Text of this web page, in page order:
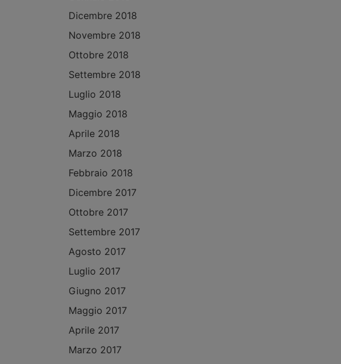
Dicembre 2018
Novembre 2018
Ottobre 2018
Settembre 2018
Luglio 2018
Maggio 2018
Aprile 2018
Marzo 2018
Febbraio 2018
Dicembre 2017
Ottobre 2017
Settembre 2017
Agosto 2017
Luglio 2017
Giugno 2017
Maggio 2017
Aprile 2017
Marzo 2017